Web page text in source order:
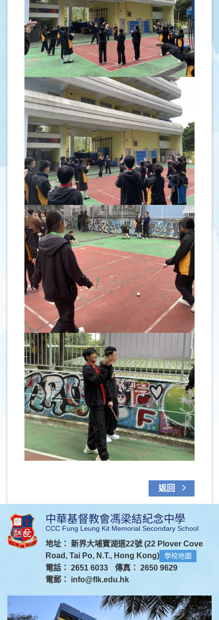
返回
中華基督教會馮梁結紀念中學
CCC Fung Leung Kit Memorial Secondary School
地址： 新界大埔寶湖道22號 (22 Plover Cove
Road, Tai Po, N.T., Hong Kong)
學校地圖
電話： 2651 6033
傳真： 2650 9629
電郵： info@flk.edu.hk